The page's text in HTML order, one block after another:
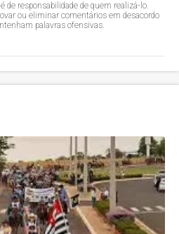
de responsabilidade de quem realizá-lo.
ou eliminar comentários em desacordo
palavras ofensivas.